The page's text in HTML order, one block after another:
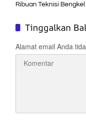
Ribuan Teknisi Bengkel
Skill Contest
Tinggalkan
Alamat email Anda